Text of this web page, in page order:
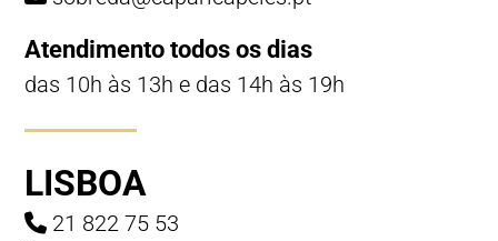
Atendimento todos os dias
das 10h às 13h e das 14h às 19h
LISBOA
21 822 75 53